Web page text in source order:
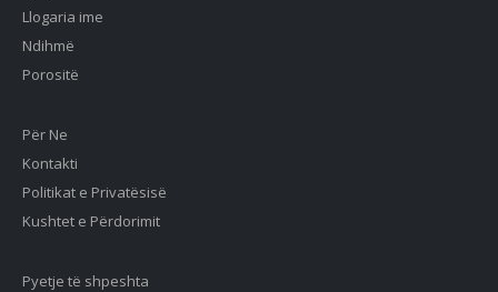
Llogaria ime
Ndihmë
Porositë
Për Ne
Kontakti
Politikat e Privatësisë
Kushtet e Përdorimit
Pyetje të shpeshta